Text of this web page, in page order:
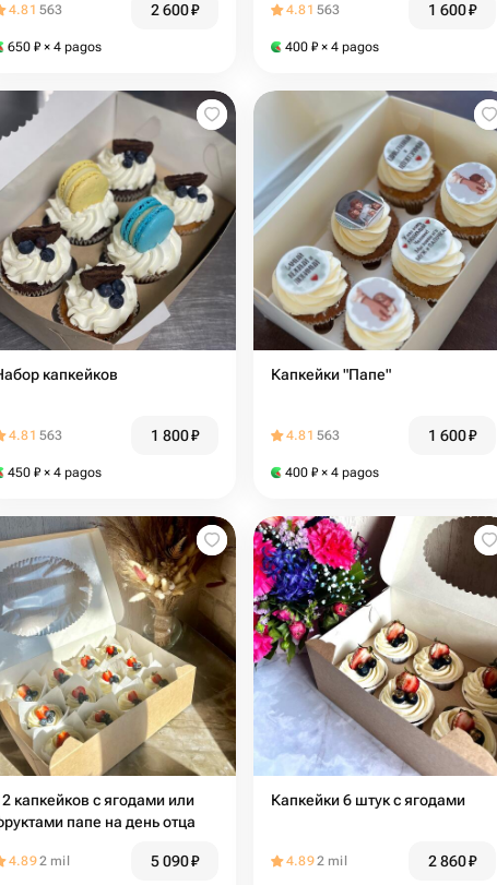
4.81 563 2 600₽
650 ₽ × 4 pagos
4.81 563 1 600₽
400 ₽ × 4 pagos
капкейков
4.81 563 1 800₽
450 ₽ × 4 pagos
Капкейки "Папе"
4.81 563 1 600₽
400 ₽ × 4 pagos
капкейков с ягодами или
папе на день отца
4.892 mil 5 090₽
Капкейки 6 штук с ягодами
4.892 mil 2 860₽